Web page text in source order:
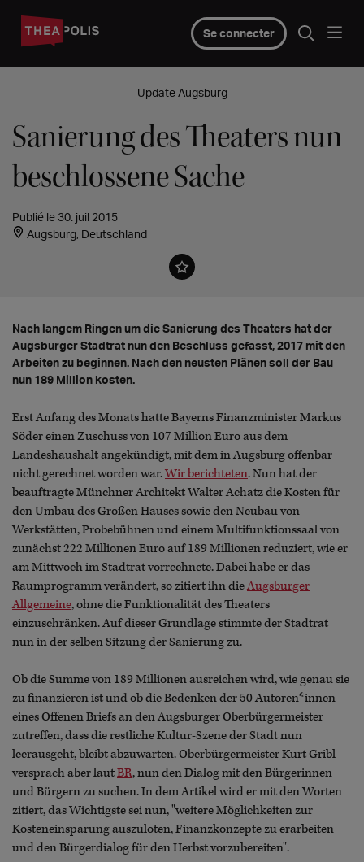
Se connecter
Update Augsburg
Sanierung des Theaters nun
beschlossene Sache
Publié le 30. juil 2015
Augsburg, Deutschland
Nach langem Ringen um die Sanierung des Theaters hat der
Augsburger Stadtrat nun den Beschluss gefasst, 2017 mit den
Arbeiten zu beginnen. Nach den neusten Plänen soll der Bau
nun 189 Million kosten.
Erst Anfang des Monats hatte Bayerns Finanzminister Markus
Söder einen Zuschuss von 107 Million Euro aus dem
Landeshaushalt angekündigt, mit dem in Augsburg offenbar
nicht gerechnet worden war.Wir berichteten. Nun hat der
beauftragte Münchner Architekt Walter Achatz die Kosten für
den Umbau des Großen Hauses sowie den Neubau von
Werkstätten, Probebühnen und einem Multifunktionssaal von
zunächst 222 Millionen Euro auf 189 Millionen reduziert, wie er
am Mittwoch im Stadtrat vorrechnete. Dabei habe er das
Raumprogramm verändert, so zitiert ihn dieAugsburger
Allgemeine, ohne die Funktionalität des Theaters
einzuschränken. Auf dieser Grundlage stimmte der Stadtrat
nun in der selben Sitzung der Sanierung zu.
Ob die Summe von 189 Millionen ausreichen wird, wie genau sie
zu finanzieren ist und ob die Bedenken der 50 Autoren*innen
eines Offenen Briefs an den Augsburger Oberbürgermeister
zutreffen, dass die restliche Kultur-Szene der Stadt nun
leerausgeht, bleibt abzuwarten. Oberbürgermeister Kurt Gribl
versprach aber lautBR, nun den Dialog mit den Bürgerinnen
und Bürgern zu suchen. In dem Artikel wird er mit den Worten
zitiert, das Wichtigste sei nun, "weitere Möglichkeiten zur
Kosteneinsparung auszuloten, Finanzkonzepte zu erarbeiten
und den Bürgerdialog für den Herbst vorzubereiten".